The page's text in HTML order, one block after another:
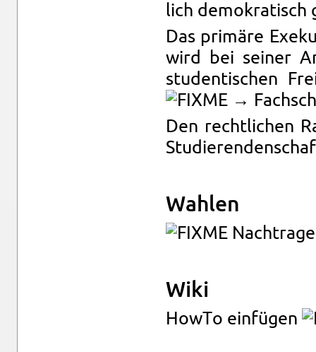
lich de­mo­kra­tisch
Das pri­mä­re
wird bei sei­ner
stu­den­ti­schen
→
Den recht­li­chen
Wah­len
Wiki
HowTo ein­fü­gen